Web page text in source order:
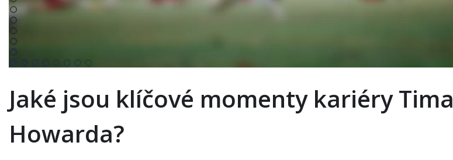
Jaké jsou klíčové momenty kariéry Tima
Howarda?